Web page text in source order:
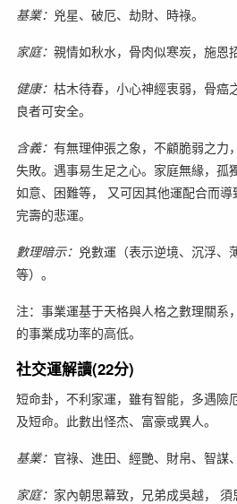
基業： 兇星、破厄、劫財、時祿。
家庭： 親情如秋水，骨肉似寒炭，施恩
健康： 枯木待春，小心神經衷弱，骨癌
良者可安全。
含義： 有無理伸張之象，不顧脆弱之力
失敗。遇事易生足之心。家庭無緣，孤
如意、困難等， 又可因其他運配合而
完壽的悲運。
數理暗示： 兇數運（表示逆境、沉浮、
等）。
注：事業運基于天格與人格之數理關系
的事業成功率的高低。
社交運解讀(22分)
短命卦，不利家運，雖有智能，多遇險
及短命。此數出怪杰、富豪或異人。
基業： 官祿、進田、經艷、財帛、智謀
家庭： 家內朝思幕致，兄弟成吳越，